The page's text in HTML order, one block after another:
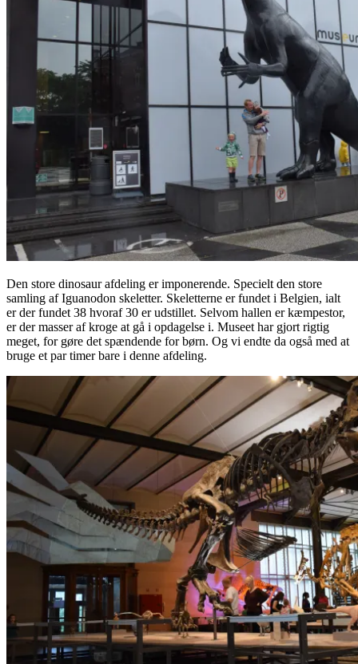
Den store dinosaur afdeling er imponerende. Specielt den store
samling af Iguanodon skeletter. Skeletterne er fundet i Belgien, ialt
er der fundet 38 hvoraf 30 er udstillet. Selvom hallen er kæmpestor,
er der masser af kroge at gå i opdagelse i. Museet har gjort rigtig
meget, for gøre det spændende for børn. Og vi endte da også med at
bruge et par timer bare i denne afdeling.